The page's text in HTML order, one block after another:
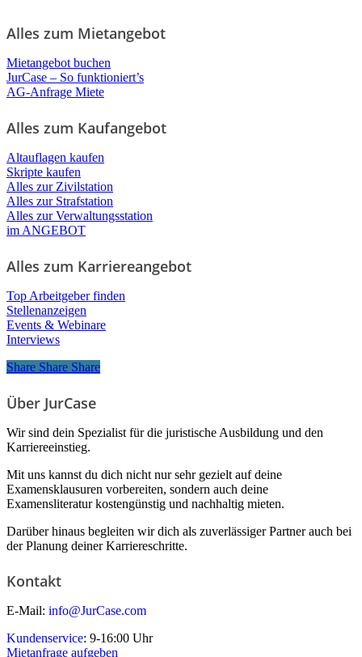
Alles zum Mietangebot
Mietangebot buchen
JurCase – So funktioniert’s
AG-Anfrage Miete
Alles zum Kaufangebot
Altauflagen kaufen
Skripte kaufen
Alles zur Zivilstation
Alles zur Strafstation
Alles zur Verwaltungsstation
im ANGEBOT
Alles zum Karriereangebot
Top Arbeitgeber finden
Stellenanzeigen
Events & Webinare
Interviews
Share
Share Share Share
Über JurCase
Wir sind dein Spezialist für die juristische Ausbildung und den
Karriereeinstieg.
Mit uns kannst du dich nicht nur sehr gezielt auf deine
Examensklausuren vorbereiten, sondern auch deine
Examensliteratur kostengünstig und nachhaltig mieten.
Darüber hinaus begleiten wir dich als zuverlässiger Partner auch bei
der Planung deiner Karriereschritte.
Kontakt
E-Mail: info@JurCase.com
Kundenservice: 9-16:00 Uhr
Mietanfrage aufgeben